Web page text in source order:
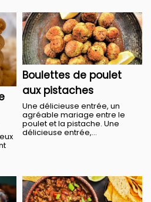
Boulettes de poulet
aux pistaches
Une délicieuse entrée, un
agréable mariage entre le
poulet et la pistache. Une
délicieuse entrée,...